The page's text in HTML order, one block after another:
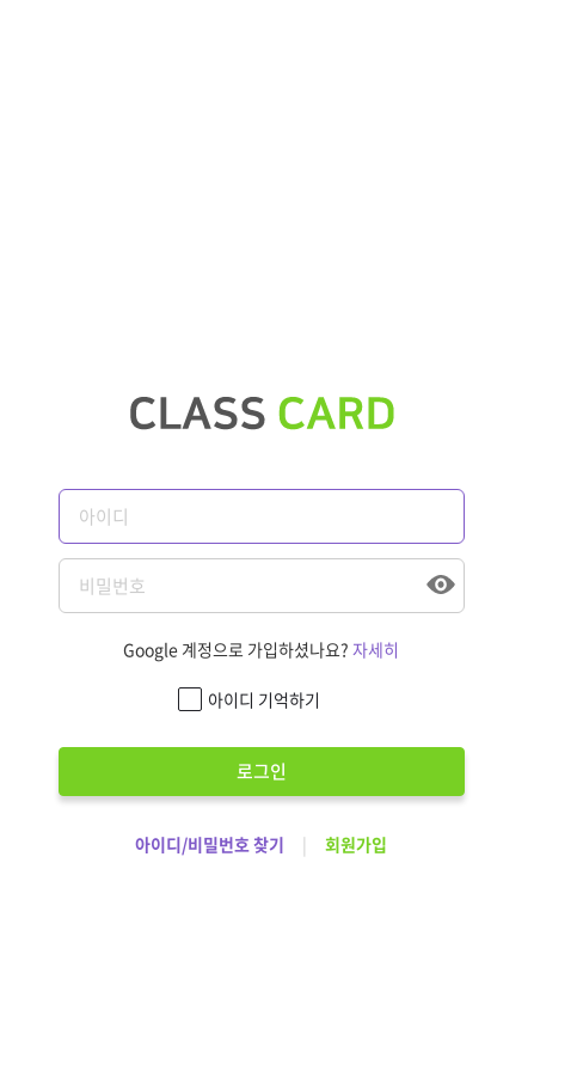
Google 계정으로 가입하셨나요?자세히
아이디 기억하기
로그인
아이디/비밀번호 찾기 | 회원가입